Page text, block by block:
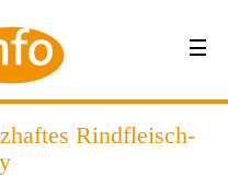
Rindfleisch-